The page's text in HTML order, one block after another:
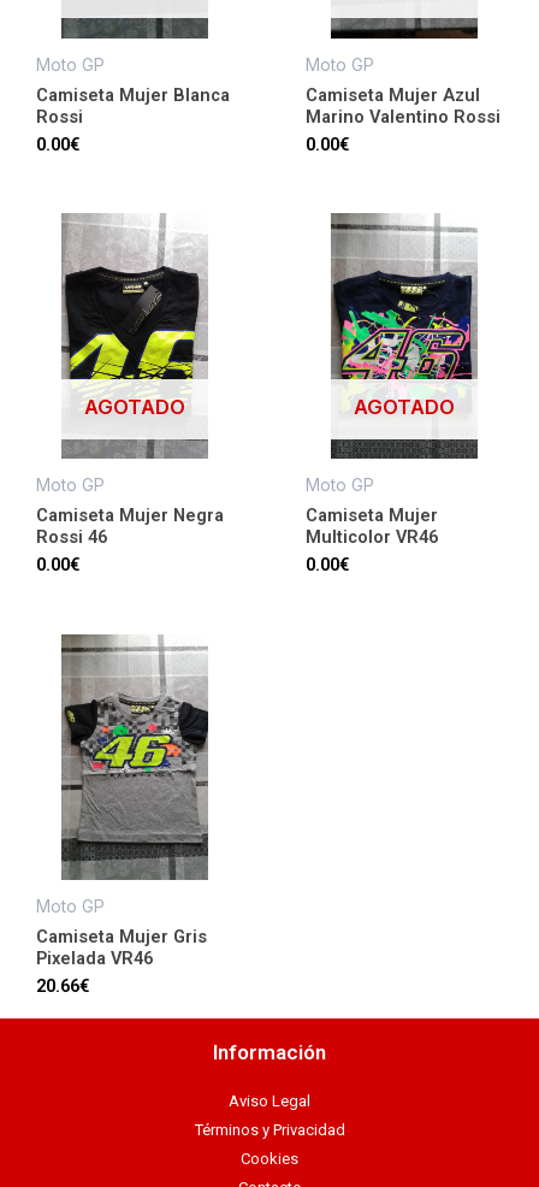
Moto GP
Camiseta Mujer Blanca
Rossi
0.00€
Moto GP
Camiseta Mujer Azul
Marino Valentino Rossi
0.00€
AGOTADO
Moto GP
Camiseta Mujer Negra
Rossi 46
0.00€
AGOTADO
Moto GP
Camiseta Mujer
Multicolor VR46
0.00€
Moto GP
Camiseta Mujer Gris
Pixelada VR46
20.66€
Información
Aviso Legal
Términos y Privacidad
Cookies